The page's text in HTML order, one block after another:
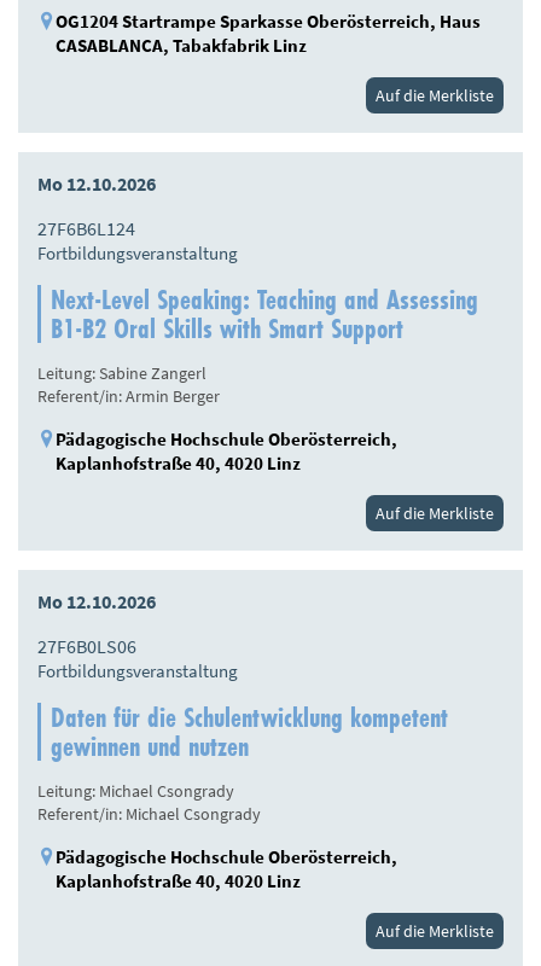
OG1204 Startrampe Sparkasse Oberösterreich, Haus
CASABLANCA, Tabakfabrik Linz
Auf die Merkliste
Mo 12.10.2026
27F6B6L124
Fortbildungsveranstaltung
Next-Level Speaking: Teaching and Assessing
B1-B2 Oral Skills with Smart Support
Leitung: Sabine Zangerl
Referent/in: Armin Berger
Pädagogische Hochschule Oberösterreich,
Kaplanhofstraße 40, 4020 Linz
Auf die Merkliste
Mo 12.10.2026
27F6B0LS06
Fortbildungsveranstaltung
Daten für die Schulentwicklung kompetent
gewinnen und nutzen
Leitung: Michael Csongrady
Referent/in: Michael Csongrady
Pädagogische Hochschule Oberösterreich,
Kaplanhofstraße 40, 4020 Linz
Auf die Merkliste